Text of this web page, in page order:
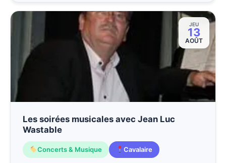
JEU
13
AOÛT
Les soirées musicales avec Jean Luc
Wastable
Concerts & Musique Cavalaire